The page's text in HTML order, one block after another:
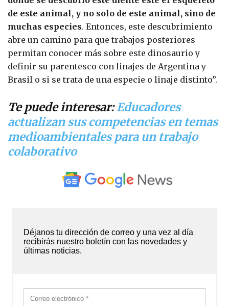
de este animal, y no solo de este animal, sino de
muchas especies. Entonces, este descubrimiento
abre un camino para que trabajos posteriores
permitan conocer más sobre este dinosaurio y
definir su parentesco con linajes de Argentina y
Brasil o si se trata de una especie o linaje distinto”.
Te puede interesar:Educadores
actualizan sus competencias en temas
medioambientales para un trabajo
colaborativo